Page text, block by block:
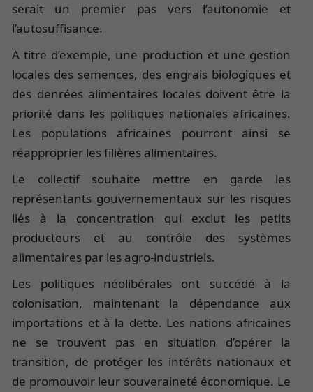
serait un premier pas vers l’autonomie et
l’autosuffisance.
A titre d’exemple, une production et une gestion
locales des semences, des engrais biologiques et
des denrées alimentaires locales doivent être la
priorité dans les politiques nationales africaines.
Les populations africaines pourront ainsi se
réapproprier les filières alimentaires.
Le collectif souhaite mettre en garde les
représentants gouvernementaux sur les risques
liés à la concentration qui exclut les petits
producteurs et au contrôle des systèmes
alimentaires par les agro-industriels.
Les politiques néolibérales ont succédé à la
colonisation, maintenant la dépendance aux
importations et à la dette. Les nations africaines
ne se trouvent pas en situation d’opérer la
transition, de protéger les intérêts nationaux et
de promouvoir leur souveraineté économique. Le